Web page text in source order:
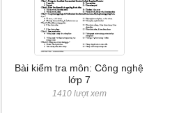
Bài kiểm tra môn: Công nghệ
lớp 7
1410 lượt xem